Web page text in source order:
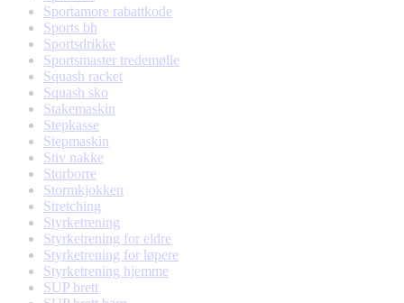
Sportamore rabattkode
Sports bh
Sportsdrikke
Sportsmaster tredemølle
Squash racket
Squash sko
Stakemaskin
Stepkasse
Stepmaskin
Stiv nakke
Storborre
Stormkjokken
Stretching
Styrketrening
Styrketrening for eldre
Styrketrening for løpere
Styrketrening hjemme
SUP brett